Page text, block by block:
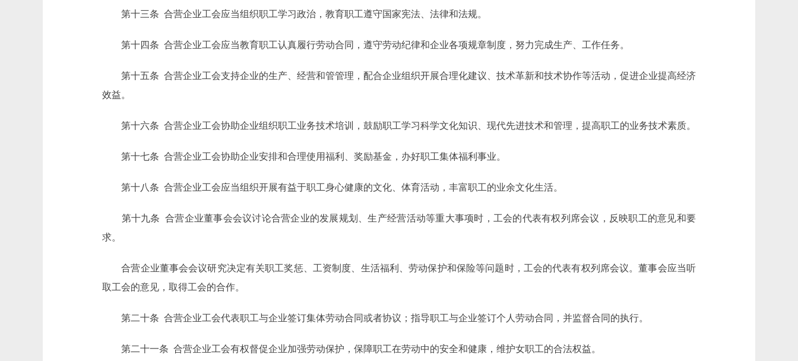
第十三条 合营企业工会应当组织职工学习政治，教育职工遵守国家宪法、法律和法规。
第十四条 合营企业工会应当教育职工认真履行劳动合同，遵守劳动纪律和企业各项规章制度，努力完成生产、工作任务。
第十五条 合营企业工会支持企业的生产、经营和管管理，配合企业组织开展合理化建议、技术革新和技术协作等活动，促进企业提高经济
效益。
第十六条 合营企业工会协助企业组织职工业务技术培训，鼓励职工学习科学文化知识、现代先进技术和管理，提高职工的业务技术素质。
第十七条 合营企业工会协助企业安排和合理使用福利、奖励基金，办好职工集体福利事业。
第十八条 合营企业工会应当组织开展有益于职工身心健康的文化、体育活动，丰富职工的业余文化生活。
第十九条 合营企业董事会会议讨论合营企业的发展规划、生产经营活动等重大事项时，工会的代表有权列席会议，反映职工的意见和要
求。
合营企业董事会会议研究决定有关职工奖惩、工资制度、生活福利、劳动保护和保险等问题时，工会的代表有权列席会议。董事会应当听
取工会的意见，取得工会的合作。
第二十条 合营企业工会代表职工与企业签订集体劳动合同或者协议；指导职工与企业签订个人劳动合同，并监督合同的执行。
第二十一条 合营企业工会有权督促企业加强劳动保护，保障职工在劳动中的安全和健康，维护女职工的合法权益。